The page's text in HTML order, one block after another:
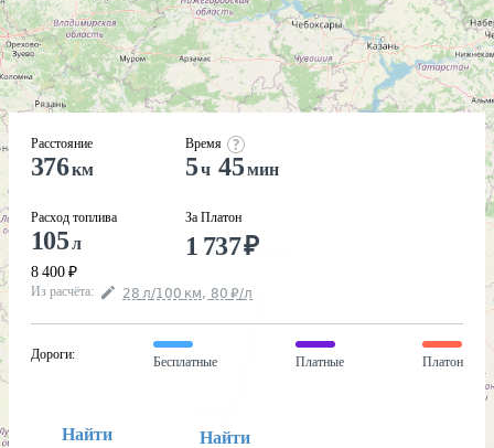
Расстояние
376км
Расход топлива
105л
8 400 ₽
Время
5 ч 45мин
За Платон
1 737₽
Из расчёта: 28 л/100 км, 80 ₽/л
Дороги:
Бесплатные Платные Платон
Найти Найти